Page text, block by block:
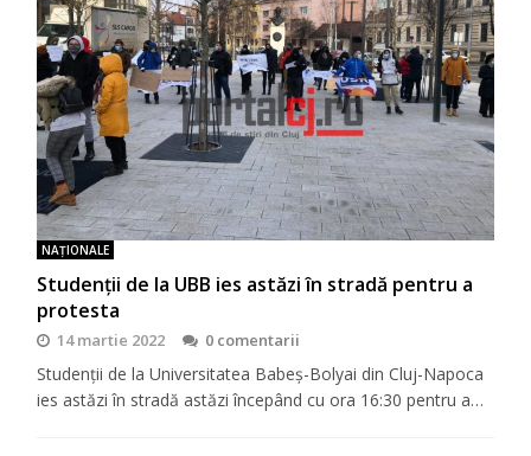
NAŢIONALE
Studenții de la UBB ies astăzi în stradă pentru a
protesta
14 martie 2022 0 comentarii
Studenții de la Universitatea Babeș-Bolyai din Cluj-Napoca
ies astăzi în stradă astăzi începând cu ora 16:30 pentru a…